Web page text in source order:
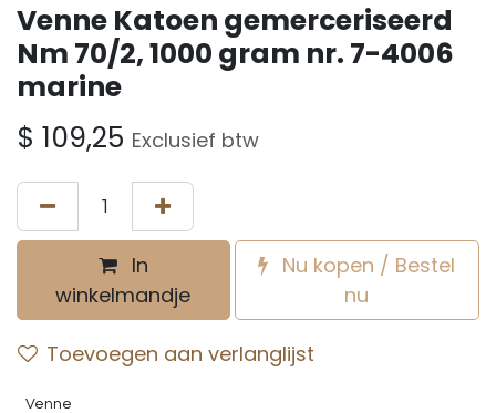
Venne Katoen gemerceriseerd
Nm 70/2, 1000 gram nr. 7-4006
marine
$ 109,25 Exclusief btw
In
winkelmandje
Nu kopen / Bestel
nu
Toevoegen aan verlanglijst
Venne